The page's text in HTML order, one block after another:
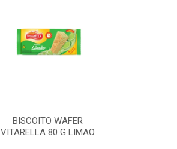
BISCOITO WAFER
VITARELLA 80 G LIMAO